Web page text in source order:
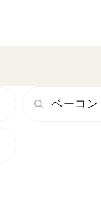
ベーコン